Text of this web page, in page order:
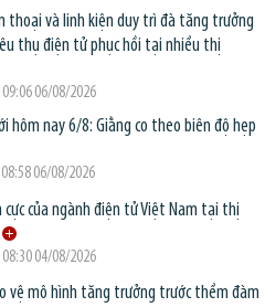
thoại và linh kiện duy trì đà tăng trưởng
thụ điện tử phục hồi tại nhiều thị
09:06 06/08/2026
hôm nay 6/8: Giằng co theo biên độ hẹp
06/08/2026
cực của ngành điện tử Việt Nam tại thị
08:30 04/08/2026
vệ mô hình tăng trưởng trước thềm đàm